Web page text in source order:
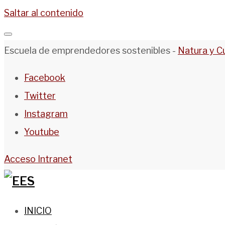
Saltar al contenido
Escuela de emprendedores sostenibles - Natura y
Facebook
Twitter
Instagram
Youtube
Acceso Intranet
INICIO